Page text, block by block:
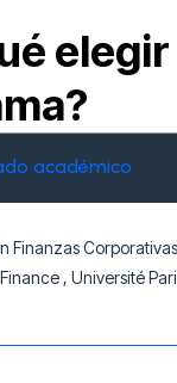
académico
Finanzas
, Université